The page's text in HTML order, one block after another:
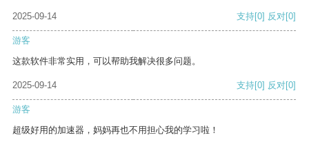
2025-09-14 支持[0] 反对[0]
游客
这款软件非常实用，可以帮助我解决很多问题。
2025-09-14 支持[0] 反对[0]
游客
超级好用的加速器，妈妈再也不用担心我的学习啦！